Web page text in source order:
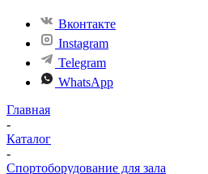
Вконтакте
Instagram
Telegram
WhatsApp
Главная
-
Каталог
-
Спортоборудование для зала